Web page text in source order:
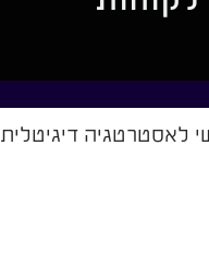
לאסטרטגיה דיגיטלית